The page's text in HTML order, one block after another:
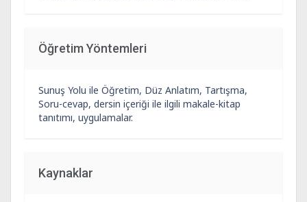
Öğretim Yöntemleri
Sunuş Yolu ile Öğretim, Düz Anlatım, Tartışma,
Soru-cevap, dersin içeriği ile ilgili makale-kitap
tanıtımı, uygulamalar.
Kaynaklar